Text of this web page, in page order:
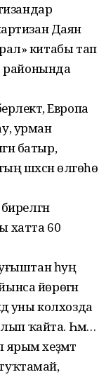
Даян
китабы тап
районында
Европа
урман
батыр,
шәхсән өлгөһө
хатта 60
һуң
йөрөгән
уны колхозда
ҡайта. Һәм…
хеҙмәт
туҡтамай,